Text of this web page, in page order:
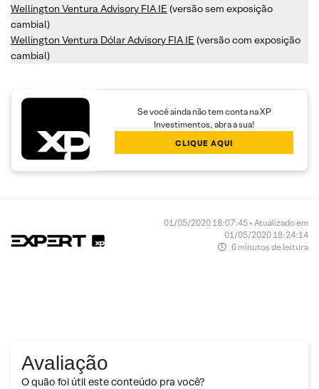
Wellington Ventura Advisory FIA IE (versão sem exposição
cambial)
Wellington Ventura Dólar Advisory FIA IE (versão com exposição
cambial)
Se você ainda não tem conta na XP
Investimentos, abra a sua!
CLIQUE AQUI
01/05/2020 18:07:45 • Atualizado em
01/05/2020 18:24:14
6 minutos de leitura
Avaliação
O quão foi útil este conteúdo pra você?